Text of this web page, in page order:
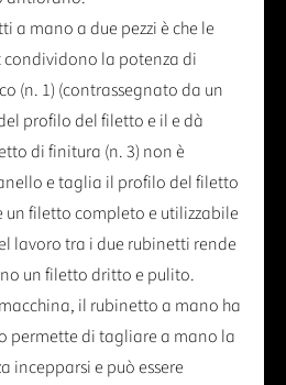
a mano a due pezzi è che le
condividono la potenza di
(n. 1) (contrassegnato da un
profilo del filetto e il e dà
di finitura (n. 3) non è
e taglia il profilo del filetto
filetto completo e utilizzabile
lavoro tra i due rubinetti rende
un filetto dritto e pulito.
il rubinetto a mano ha
permette di tagliare a mano la
incepparsi e può essere